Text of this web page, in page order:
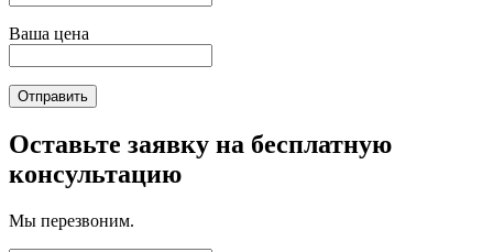
Ваша цена
Отправить
Оставьте заявку на бесплатную
консультацию
Мы перезвоним.